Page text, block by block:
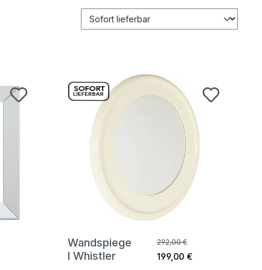
Wandspiege
l Whistler
292,00 €
199,00 €